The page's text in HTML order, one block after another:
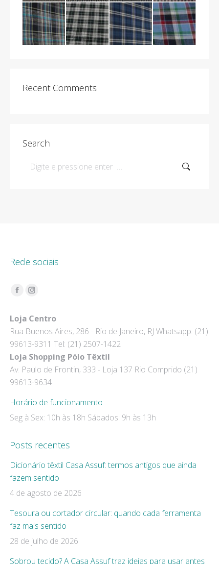
Recent Comments
Search
Search:
Rede sociais
Encontre-nos em:
Facebook
opens
in
new
window
Instagram
opens
in
new
window
Loja Centro
Rua Buenos Aires, 286 - Rio de Janeiro, RJ Whatsapp: (21)
99613-9311 Tel: (21) 2507-1422
Loja Shopping Pólo Têxtil
Av. Paulo de Frontin, 333 - Loja 137 Rio Comprido (21)
99613-9634
Horário de funcionamento
Seg à Sex: 10h às 18h Sábados: 9h às 13h
Posts recentes
Dicionário têxtil Casa Assuf: termos antigos que ainda
fazem sentido
4 de agosto de 2026
Tesoura ou cortador circular: quando cada ferramenta
faz mais sentido
28 de julho de 2026
Sobrou tecido? A Casa Assuf traz ideias para usar antes